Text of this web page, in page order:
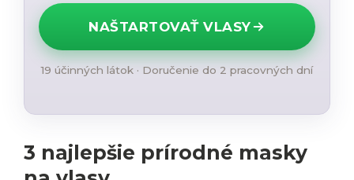
NAŠTARTOVAŤ VLASY
19 účinných látok · Doručenie do 2 pracovných dní
3 najlepšie prírodné masky